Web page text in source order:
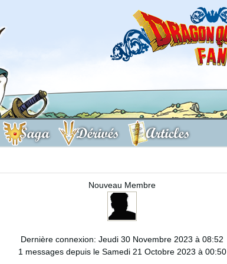
Saga Dérivés Articles
Nouveau Membre
Dernière connexion: Jeudi 30 Novembre 2023 à 08:52
1 messages depuis le Samedi 21 Octobre 2023 à 00:50